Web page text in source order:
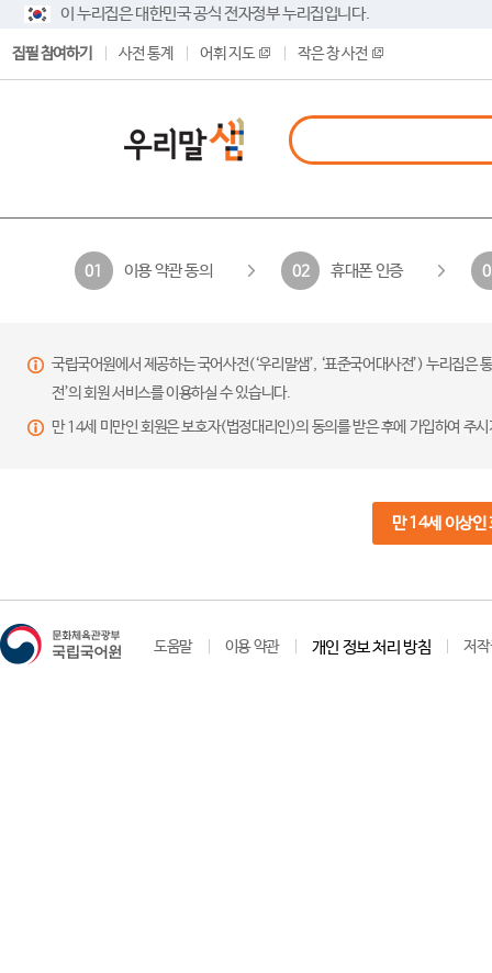
이 누리집은 대한민국 공식 전자정부 누리집입니다.
집필 참여하기 사전 통계 어휘 지도 작은 창 사전
01 이용 약관 동의 02 휴대폰 인증
국립국어원에서 제공하는 국어사전(‘우리말샘’, ‘표준국어대사전’) 누리집
전’의 회원 서비스를 이용하실 수 있습니다.
만 14세 미만인 회원은 보호자(법정대리인)의 동의를 받은 후에 가입하여 주
만 14세 이상인
도움말 이용 약관 개인 정보 처리 방침 저